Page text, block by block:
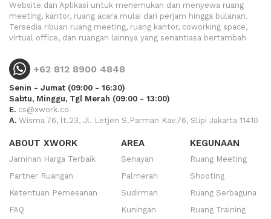
Website dan Aplikasi untuk menemukan dan menyewa ruang
meeting, kantor, ruang acara mulai dari perjam hingga bulanan.
Tersedia ribuan ruang meeting, ruang kantor, coworking space,
virtual office, dan ruangan lainnya yang senantiasa bertambah
+62 812 8900 4848
Senin - Jumat (09:00 - 16:30)
Sabtu, Minggu, Tgl Merah (09:00 - 13:00)
E. cs@xwork.co
A. Wisma 76, lt.23, Jl. Letjen S.Parman Kav.76, Slipi Jakarta 11410
ABOUT XWORK
Jaminan Harga Terbaik
Partner Ruangan
Ketentuan Pemesanan
FAQ
AREA
Senayan
Palmerah
Sudirman
Kuningan
KEGUNAAN
Ruang Meeting
Shooting
Ruang Serbaguna
Ruang Training